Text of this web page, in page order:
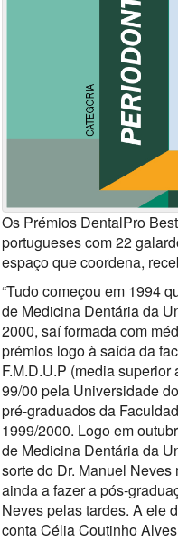
Os Prémios DentalPro
portugueses com 22
espaço que coordena,
“Tudo começou em 1994
de Medicina Dentária da
2000, saí formada com
prémios logo à saída da
F.M.D.U.P (media
99/00 pela Universidade
pré-graduados da
1999/2000. Logo em
de Medicina Dentária da
sorte do Dr. Manuel
ainda a fazer a pós-
Neves pelas tardes. A ele
conta Célia Coutinho